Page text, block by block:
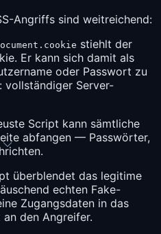
Angriffs sind weitreichend:
stiehlt der
Er kann sich damit als
oder Passwort zu
vollständiger Server-
Script kann sämtliche
abfangen — Passwörter,
überblendet das legitime
echten Fake-
Zugangsdaten in das
den Angreifer.